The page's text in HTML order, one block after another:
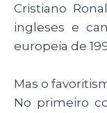
Cristiano
ingleses e
europeia de
Mas o
No primeiro